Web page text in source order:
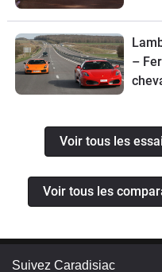
–
Voir tous les
Voir tous les
Suivez Caradisiac